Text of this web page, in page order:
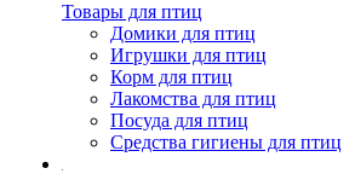
Товары для птиц
Домики для птиц
Игрушки для птиц
Корм для птиц
Лакомства для птиц
Посуда для птиц
Средства гигиены для птиц